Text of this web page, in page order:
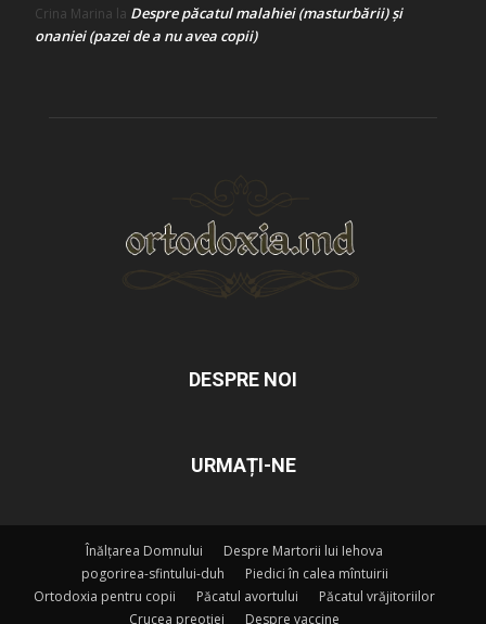
Crina Marina la Despre păcatul malahiei (masturbării) şi
onaniei (pazei de a nu avea copii)
DESPRE NOI
URMAȚI-NE
Înălțarea Domnului
Despre Martorii lui Iehova
pogorirea-sfintului-duh
Piedici în calea mîntuirii
Ortodoxia pentru copii
Păcatul avortului
Păcatul vrăjitoriilor
Crucea preoției
Despre vaccine